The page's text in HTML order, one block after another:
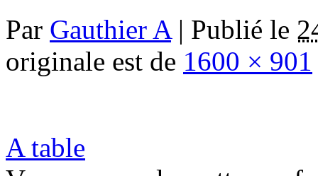
Par Gauthier A | Publié le
originale est de 1600 × 901
A table